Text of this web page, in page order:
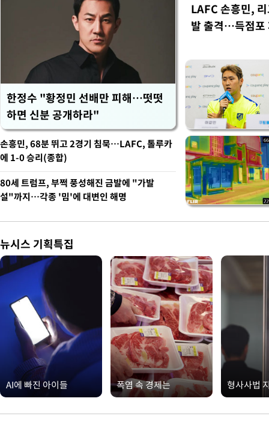
한정수 "황정민 선배만 피해…떳떳
하면 신분 공개하라"
LAFC 손흥민,
발 출격…득점포
손흥민, 68분 뛰고 2경기 침묵…LAFC, 톨루카
에 1-0 승리(종합)
80세 트럼프, 부쩍 풍성해진 금발에 "가발
설"까지…각종 '밈'에 대변인 해명
뉴시스 기획특집
AI에 빠진 아이들 폭염 속 경제는 형사사법